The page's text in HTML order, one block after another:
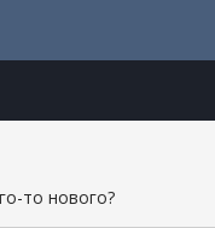
то нового?